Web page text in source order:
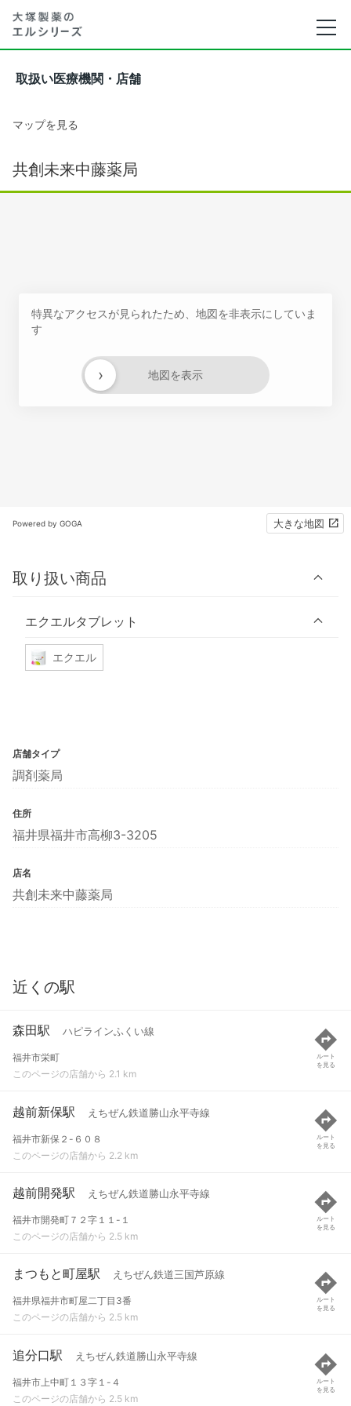
取扱い医療機関・店舗
マップを見る
共創未来中藤薬局
特異なアクセスが見られたため、地図を非表示にしていま
す
地図を表示
›
Powered by GOGA 大きな地図
取り扱い商品
エクエルタブレット
エクエル
店舗タイプ
調剤薬局
住所
福井県福井市高柳3-3205
店名
共創未来中藤薬局
近くの駅
森田駅 ハピラインふくい線
福井市栄町
このページの店舗から 2.1 km
ルート
を見る
越前新保駅 えちぜん鉄道勝山永平寺線
福井市新保２-６０８
このページの店舗から 2.2 km
ルート
を見る
越前開発駅 えちぜん鉄道勝山永平寺線
福井市開発町７２字１１-１
このページの店舗から 2.5 km
ルート
を見る
まつもと町屋駅 えちぜん鉄道三国芦原線
福井県福井市町屋二丁目3番
このページの店舗から 2.5 km
ルート
を見る
追分口駅 えちぜん鉄道勝山永平寺線
福井市上中町１３字１-４
このページの店舗から 2.5 km
ルート
を見る